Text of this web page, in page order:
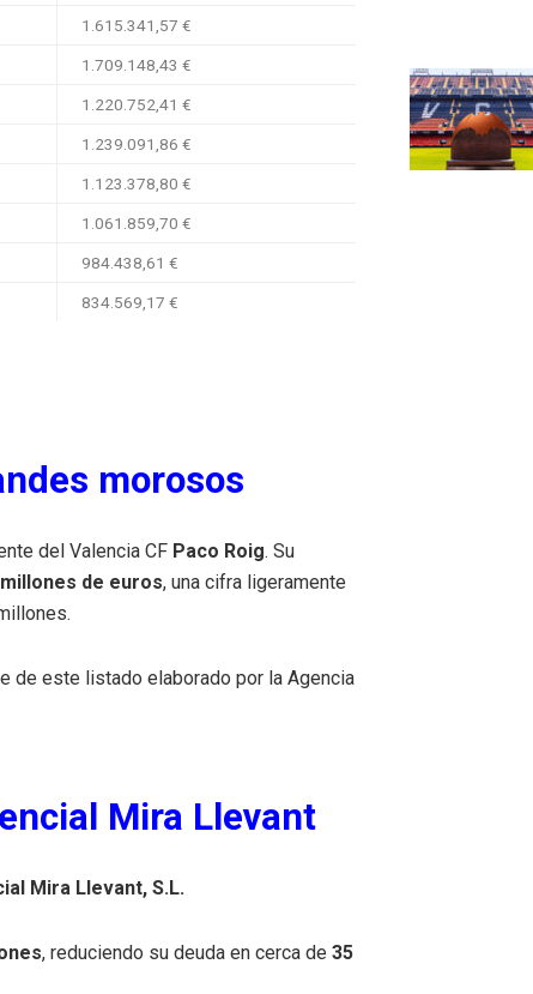
1.615.341,57 €
1.709.148,43 €
1.220.752,41 €
1.239.091,86 €
1.123.378,80 €
1.061.859,70 €
984.438,61 €
834.569,17 €
morosos
del Valencia CF Paco Roig. Su
de euros, una cifra ligeramente
de este listado elaborado por la Agencia
Mira Llevant
Mira Llevant, S.L.
, reduciendo su deuda en cerca de 35